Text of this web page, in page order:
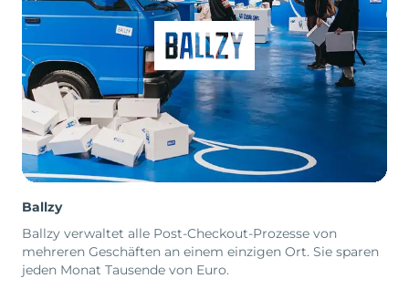
Ballzy
Ballzy verwaltet alle Post-Checkout-Prozesse von
mehreren Geschäften an einem einzigen Ort. Sie sparen
jeden Monat Tausende von Euro.